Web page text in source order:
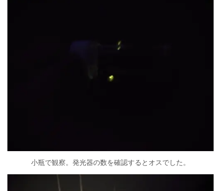
小瓶で観察。発光器の数を確認するとオスでした。